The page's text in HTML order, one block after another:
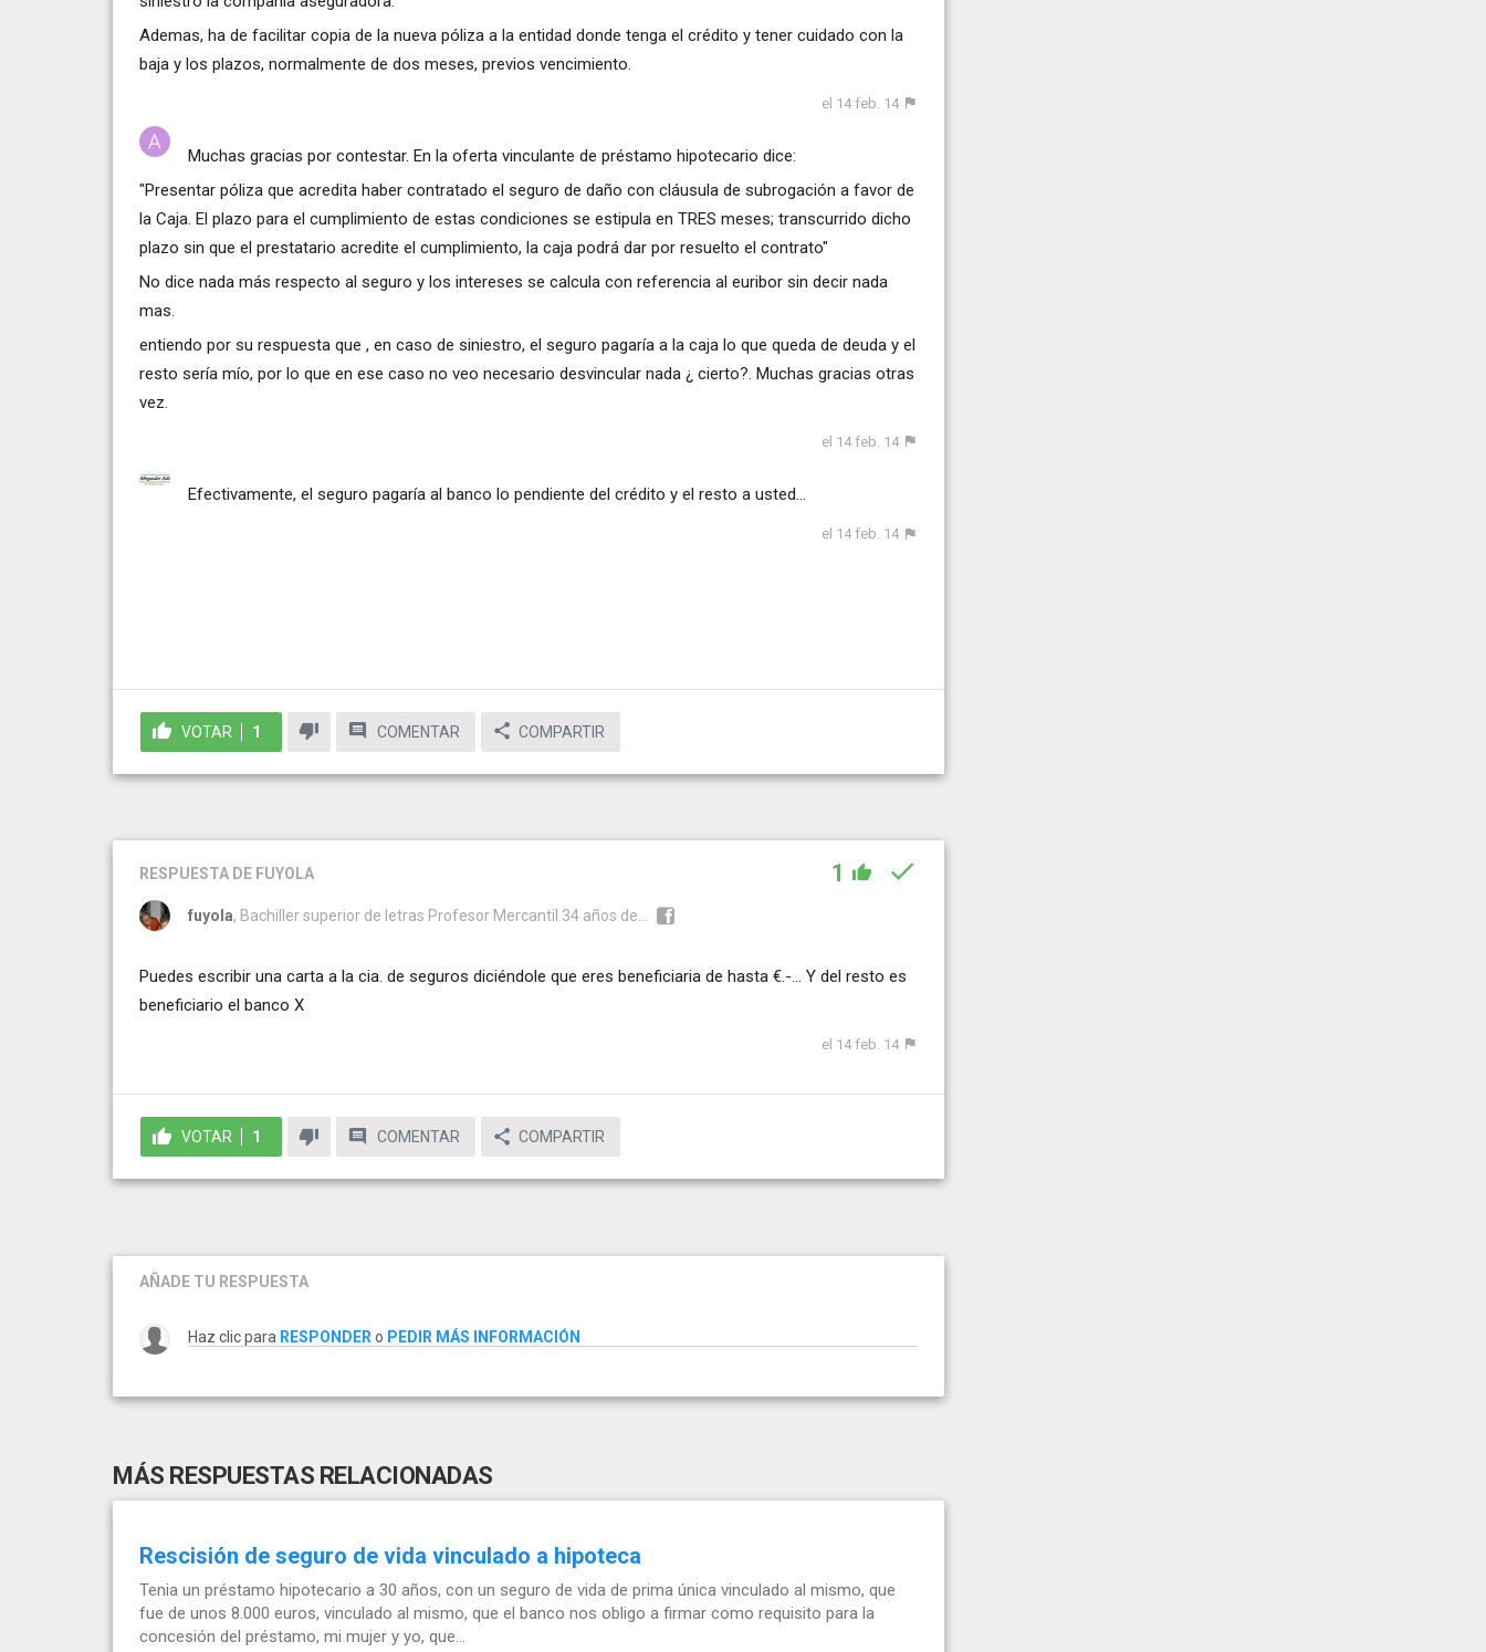
Ademas, ha de facilitar copia de la nueva póliza a la entidad donde tenga el crédito y tener cuidado con la
baja y los plazos, normalmente de dos meses, previos vencimiento.
el 14 feb. 14
Muchas gracias por contestar. En la oferta vinculante de préstamo hipotecario dice:
"Presentar póliza que acredita haber contratado el seguro de daño con cláusula de subrogación a favor de
la Caja. El plazo para el cumplimiento de estas condiciones se estipula en TRES meses; transcurrido dicho
plazo sin que el prestatario acredite el cumplimiento, la caja podrá dar por resuelto el contrato"
No dice nada más respecto al seguro y los intereses se calcula con referencia al euribor sin decir nada
mas.
entiendo por su respuesta que , en caso de siniestro, el seguro pagaría a la caja lo que queda de deuda y el
resto sería mío, por lo que en ese caso no veo necesario desvincular nada ¿ cierto?. Muchas gracias otras
vez.
el 14 feb. 14
Efectivamente, el seguro pagaría al banco lo pendiente del crédito y el resto a usted...
el 14 feb. 14
VOTAR 1 COMENTAR COMPARTIR
RESPUESTA DE FUYOLA 1
fuyola, Bachiller superior de letras Profesor Mercantil 34 años de...
Puedes escribir una carta a la cia. de seguros diciéndole que eres beneficiaria de hasta €.-... Y del resto es
beneficiario el banco X
el 14 feb. 14
VOTAR 1 COMENTAR COMPARTIR
AÑADE TU RESPUESTA
Haz clic para RESPONDER o PEDIR MÁS INFORMACIÓN
MÁS RESPUESTAS RELACIONADAS
Rescisión de seguro de vida vinculado a hipoteca
Tenia un préstamo hipotecario a 30 años, con un seguro de vida de prima única vinculado al mismo, que
fue de unos 8.000 euros, vinculado al mismo, que el banco nos obligo a firmar como requisito para la
concesión del préstamo, mi mujer y yo, que...